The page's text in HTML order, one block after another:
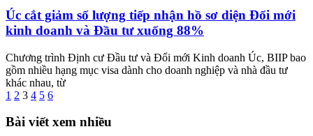
Úc cắt giảm số lượng tiếp nhận hồ sơ diện Đổi mới
kinh doanh và Đầu tư xuống 88%
Chương trình Định cư Đầu tư và Đổi mới Kinh doanh Úc, BIIP bao
gồm nhiều hạng mục visa dành cho doanh nghiệp và nhà đầu tư
khác nhau, từ
1 2 3 4 5 6
Bài viết xem nhiều